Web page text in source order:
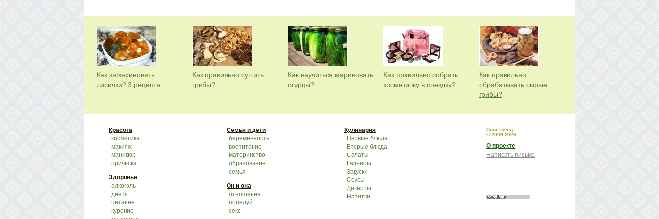
Как замариновать
лисички? 3 рецепта
Как правильно сушить
грибы?
Как научиться мариновать
огурцы?
Как правильно собрать
косметичку в поездку?
Как правильно
обрабатывать сырые
грибы?
Красота
косметика
макияж
маникюр
прическа
Здоровье
алкоголь
диета
питание
курение
Семья и дети
беременность
воспитание
материнство
образование
семья
Он и она
отношения
поцелуй
секс
Кулинария
Первые блюда
Вторые блюда
Салаты
Гарниры
Закуски
Соусы
Десерты
Напитки
Советленд
© 2009-2026
О проекте
Написать письмо